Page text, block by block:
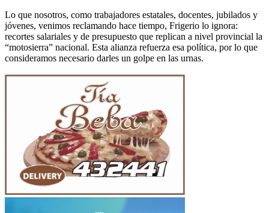
Lo que nosotros, como trabajadores estatales, docentes, jubilados y
jóvenes, venimos reclamando hace tiempo, Frigerio lo ignora:
recortes salariales y de presupuesto que replican a nivel provincial la
“motosierra” nacional. Esta alianza refuerza esa política, por lo que
consideramos necesario darles un golpe en las urnas.